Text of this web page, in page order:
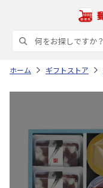
ホーム ギフトストア